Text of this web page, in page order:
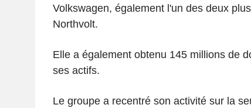
Volkswagen, également l'un des deux
Northvolt.
Elle a également obtenu 145 millions de
ses actifs.
Le groupe a recentré son activité sur la